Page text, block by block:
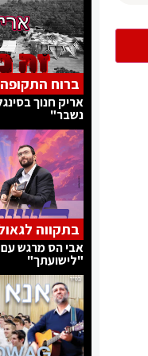
ברוח התקופה
אריק חנוך
נשבר"
בתקווה
אבי הס מרגש
"לישועתך"